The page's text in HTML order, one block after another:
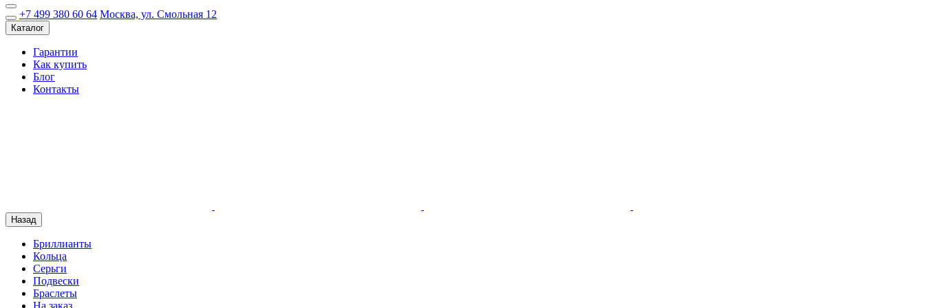
+7 499 380 60 64 Москва, ул. Смольная 12
Каталог
Гарантии
Как купить
Блог
Контакты
Назад
Бриллианты
Кольца
Серьги
Подвески
Браслеты
На заказ